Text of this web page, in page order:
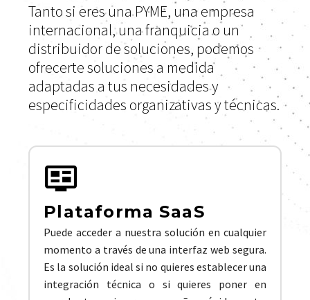
Tanto si eres una PYME, una empresa
internacional, una franquicia o un
distribuidor de soluciones, podemos
ofrecerte soluciones a medida
adaptadas a tus necesidades y
especificidades organizativas y técnicas.
Plataforma SaaS
Puede acceder a nuestra solución en cualquier
momento a través de una interfaz web segura.
Es la solución ideal si no quieres establecer una
integración técnica o si quieres poner en